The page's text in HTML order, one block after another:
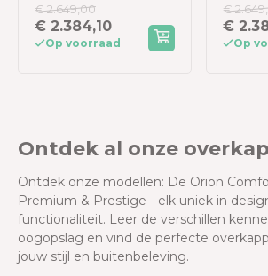
€ 2.384,10
€ 2.649,00
Op voorraad
€
€
Op
Ontdek al onze
Ontdek onze modellen: De Orion
Premium & Prestige - elk uniek in
functionaliteit. Leer de verschillen
oogopslag en vind de perfecte
jouw stijl en buitenbeleving.